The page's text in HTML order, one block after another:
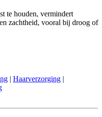
te houden, vermindert
zachtheid, vooral bij droog of
| Haarverzorging |